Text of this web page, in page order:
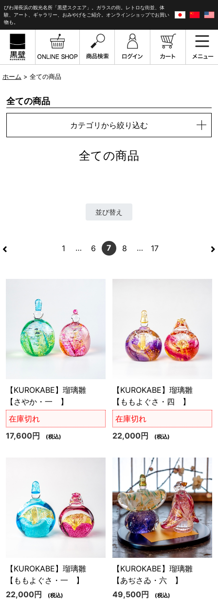
びわ湖長浜の観光名所「黒壁スクエア」。ガラスの街。レトロな街並、体
験、アート、ギャラリー、おみやげをご紹介。オンラインショップでお買い
物も。
ホーム > 全ての商品
全ての商品
カテゴリから絞り込む
全ての商品
並び替え
< >
1 … 6 7 8 … 17
【KUROKABE】瑠璃雛
【さやか・一 】
在庫切れ
17,600円
(税込)
【KUROKABE】瑠璃雛
【ももよぐさ・四 】
在庫切れ
22,000円
(税込)
【KUROKABE】瑠璃雛
【ももよぐさ・一 】
22,000円
(税込)
【KUROKABE】瑠璃雛
【あぢさゐ・六 】
49,500円
(税込)